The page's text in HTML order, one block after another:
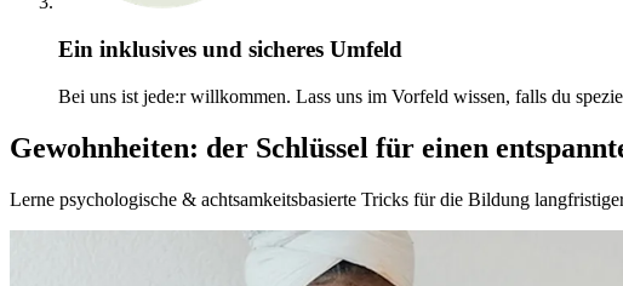
Ein inklusives und sicheres Umfeld
Bei uns ist jede:r willkommen. Lass uns im Vorfeld wissen, falls du
Gewohnheiten: der Schlüssel für einen
Lerne psychologische & achtsamkeitsbasierte Tricks für die Bildung